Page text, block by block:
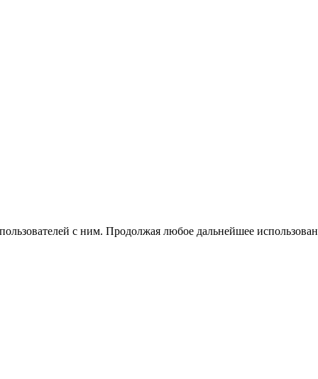
с ним. Продолжая любое дальнейшее